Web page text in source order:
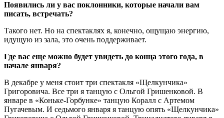
Появились ли у вас поклонники, которые начали вам
писать, встречать?
Такого нет. Но на спектаклях я, конечно, ощущаю энергию,
идущую из зала, это очень поддерживает.
Где вас еще можно будет увидеть до конца этого года, в
начале января?
В декабре у меня стоит три спектакля «Щелкунчика»
Григоровича. Все три я танцую с Ольгой Гришенковой. В
январе в «Коньке-Горбунке» танцую Коралл с Артемом
Пугачевым. И седьмого января я танцую опять «Щелкунчика»